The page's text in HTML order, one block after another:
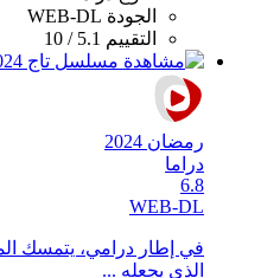
الجودة WEB-DL
التقييم 5.1 / 10
رمضان 2024
دراما
6.8
WEB-DL
في إطار درامي، يتمسك
الذي يجعله ...